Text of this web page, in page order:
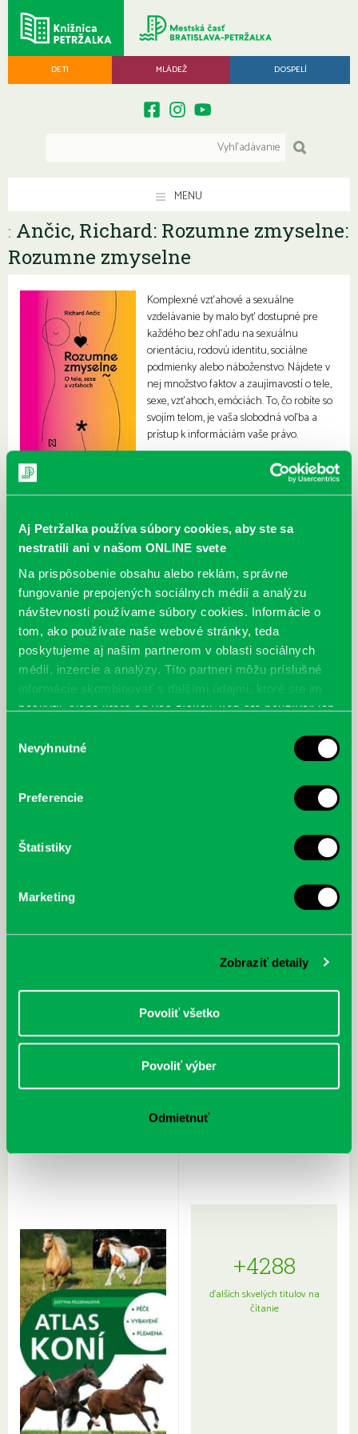
Aj Petržalka používa súbory cookies, aby ste sa
nestratili ani v našom ONLINE svete
Na prispôsobenie obsahu alebo reklám, správne
fungovanie prepojených sociálnych médií a analýzu
návštevnosti používame súbory cookies. Informácie o
tom, ako používate naše webové stránky, teda
poskytujeme aj našim partnerom v oblasti sociálnych
médií, inzercie a analýzy. Títo partneri môžu príslušné
informácie skombinovať s ďalšími údajmi, ktoré ste im
poskytli, alebo ktoré od vás získali, keď ste používali ich
súhlasu
Nevyhnutné
Preferencie
Štatistiky
Marketing
Zobraziť detaily
Povoliť všetko
Povoliť výber
Odmietnuť
DETI MLÁDEŽ DOSPELÍ
MENU
: Ančic, Richard: Rozumne zmyselne:
Rozumne zmyselne
Komplexné vzťahové a sexuálne
vzdelávanie by malo byť dostupné pre
každého bez ohľadu na sexuálnu
orientáciu, rodovú identitu, sociálne
podmienky alebo náboženstvo. Nájdete v
nej množstvo faktov a zaujímavostí o tele,
sexe, vzťahoch, emóciách. To, čo robíte so
svojím telom, je vaša slobodná voľba a
prístup k informáciám vaše právo.
cyklistu modernej doby:
Rudź, Przemyslaw: Atlas hviezd:
Sprievodca po hviezdnej oblohe
Hardy, Paula: Japonsko na tanieri:
kompletný sprievodca
+4288
ďalších skvelých titulov na
čítanie